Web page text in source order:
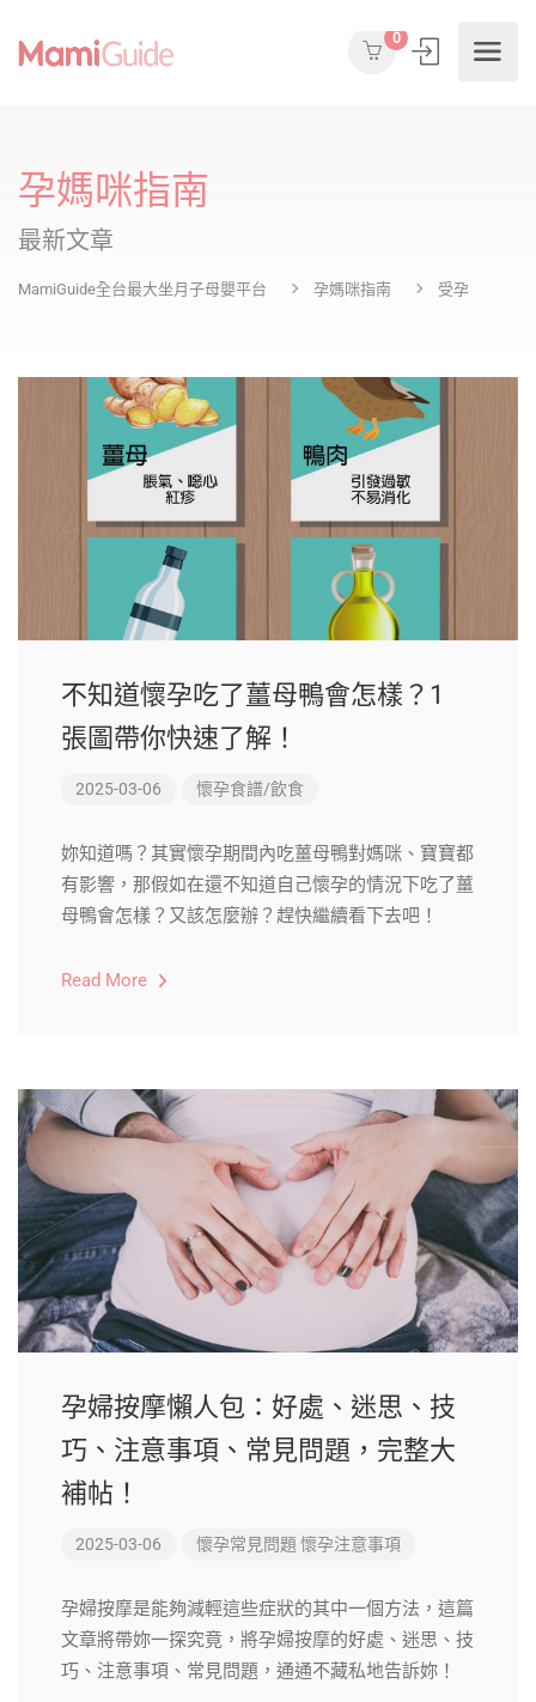
0
孕媽咪指南
最新文章
MamiGuide全台最大坐月子母嬰平台 孕媽咪指南 受孕
不知道懷孕吃了薑母鴨會怎樣？1
張圖帶你快速了解！
2025-03-06 懷孕食譜/飲食
妳知道嗎？其實懷孕期間內吃薑母鴨對媽咪、寶寶都
有影響，那假如在還不知道自己懷孕的情況下吃了薑
母鴨會怎樣？又該怎麼辦？趕快繼續看下去吧！
Read More
孕婦按摩懶人包：好處、迷思、技
巧、注意事項、常見問題，完整大
補帖！
2025-03-06 懷孕常見問題 懷孕注意事項
孕婦按摩是能夠減輕這些症狀的其中一個方法，這篇
文章將帶妳一探究竟，將孕婦按摩的好處、迷思、技
巧、注意事項、常見問題，通通不藏私地告訴妳！